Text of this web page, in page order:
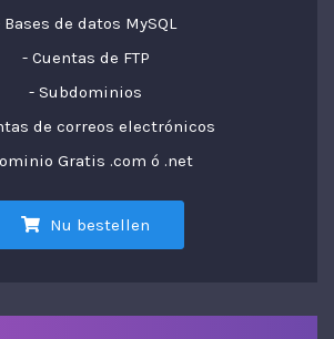
Bases de datos MySQL
- Cuentas de FTP
- Subdominios
de correos electrónicos
Gratis .com ó .net
Nu bestellen